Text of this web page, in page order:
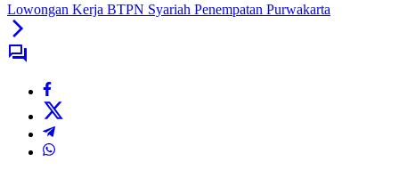
Lowongan Kerja BTPN Syariah Penempatan Purwakarta